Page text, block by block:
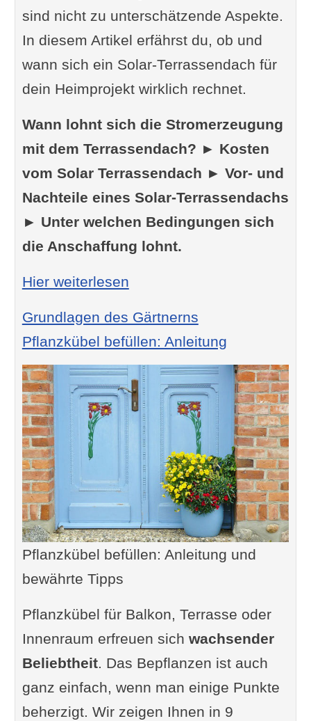
sind nicht zu unterschätzende Aspekte.
In diesem Artikel erfährst du, ob und
wann sich ein Solar-Terrassendach für
dein Heimprojekt wirklich rechnet.
Wann lohnt sich die Stromerzeugung
mit dem Terrassendach? ► Kosten
vom Solar Terrassendach ► Vor- und
Nachteile eines Solar-Terrassendachs
► Unter welchen Bedingungen sich
die Anschaffung lohnt.
Hier weiterlesen: Solar-Terrassendach
Grundlagen des Gärtnerns
Pflanzkübel befüllen: Anleitung
Pflanzkübel befüllen: Anleitung und
bewährte Tipps
Pflanzkübel für Balkon, Terrasse oder
Innenraum erfreuen sich wachsender
Beliebtheit. Das Bepflanzen ist auch
ganz einfach, wenn man einige Punkte
beherzigt. Wir zeigen Ihnen in 9